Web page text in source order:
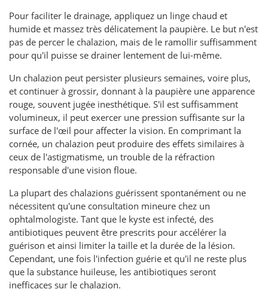
Pour faciliter le drainage, appliquez un linge chaud et
humide et massez très délicatement la paupière. Le but n'est
pas de percer le chalazion, mais de le ramollir suffisamment
pour qu'il puisse se drainer lentement de lui-même.
Un chalazion peut persister plusieurs semaines, voire plus,
et continuer à grossir, donnant à la paupière une apparence
rouge, souvent jugée inesthétique. S'il est suffisamment
volumineux, il peut exercer une pression suffisante sur la
surface de l'œil pour affecter la vision. En comprimant la
cornée, un chalazion peut produire des effets similaires à
ceux de l'astigmatisme, un trouble de la réfraction
responsable d'une vision floue.
La plupart des chalazions guérissent spontanément ou ne
nécessitent qu'une consultation mineure chez un
ophtalmologiste. Tant que le kyste est infecté, des
antibiotiques peuvent être prescrits pour accélérer la
guérison et ainsi limiter la taille et la durée de la lésion.
Cependant, une fois l'infection guérie et qu'il ne reste plus
que la substance huileuse, les antibiotiques seront
inefficaces sur le chalazion.